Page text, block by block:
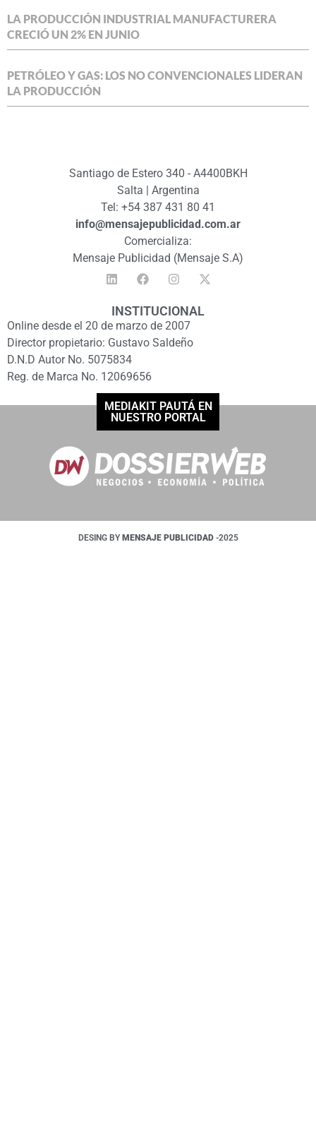
LA PRODUCCIÓN INDUSTRIAL MANUFACTURERA
CRECIÓ UN 2% EN JUNIO
PETRÓLEO Y GAS: LOS NO CONVENCIONALES LIDERAN
LA PRODUCCIÓN
Santiago de Estero 340 - A4400BKH
Salta | Argentina
Tel: +54 387 431 80 41
info@mensajepublicidad.com.ar
Comercializa:
Mensaje Publicidad (Mensaje S.A)
INSTITUCIONAL
Online desde el 20 de marzo de 2007
Director propietario: Gustavo Saldeño
D.N.D Autor No. 5075834
Reg. de Marca No. 12069656
MEDIAKIT PAUTÁ EN
NUESTRO PORTAL
DESING BY MENSAJE PUBLICIDAD -2025